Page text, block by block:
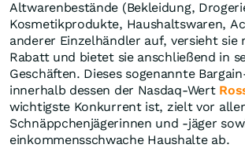
Altwarenbestände (Bekleidung,
Kosmetikprodukte, Haushaltswaren,
anderer Einzelhändler auf, versieht sie
Rabatt und bietet sie anschließend in
Geschäften. Dieses sogenannte
innerhalb dessen der Nasdaq-Wert
wichtigste Konkurrent ist, zielt vor
Schnäppchenjägerinnen und -jäger
einkommensschwache Haushalte ab.